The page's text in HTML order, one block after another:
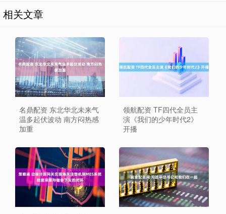
相关文章
名鼎配资 东北华北未来气
温多起伏波动 南方闷热感
加重
领航配资 TF四代全员主
演《我们的少年时代2》
开播